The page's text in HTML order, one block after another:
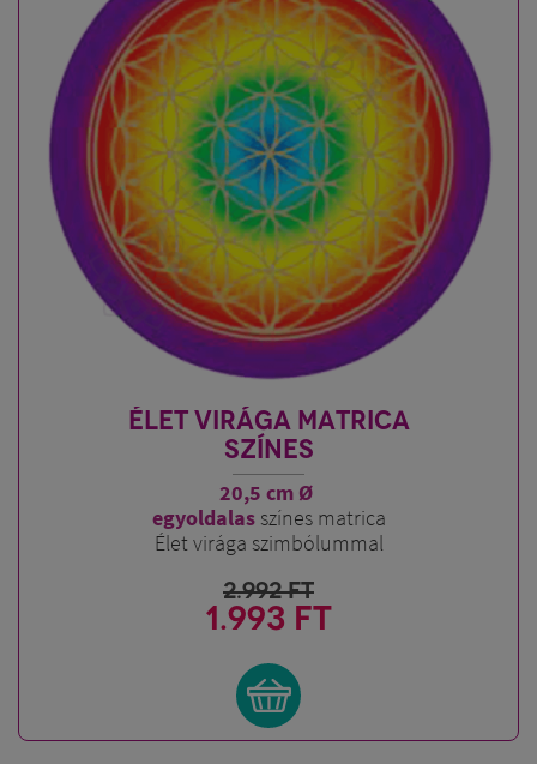
ÉLET VIRÁGA MATRICA
SZÍNES
20,5 cm Ø
egyoldalasszínes matrica
Élet virága szimbólummal
2.992FT
1.993 FT